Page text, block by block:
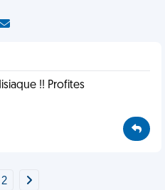
!! Profites
2